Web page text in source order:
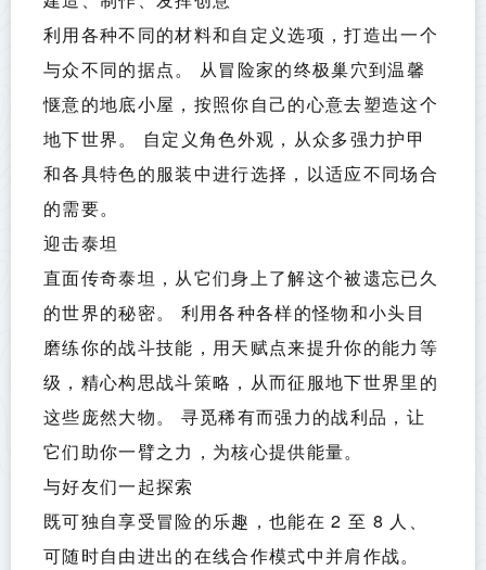
利用各种不同的材料和自定义选项，打造出一个
与众不同的据点。 从冒险家的终极巢穴到温馨
惬意的地底小屋，按照你自己的心意去塑造这个
地下世界。 自定义角色外观，从众多强力护甲
和各具特色的服装中进行选择，以适应不同场合
的需要。
迎击泰坦
直面传奇泰坦，从它们身上了解这个被遗忘已久
的世界的秘密。 利用各种各样的怪物和小头目
磨练你的战斗技能，用天赋点来提升你的能力等
级，精心构思战斗策略，从而征服地下世界里的
这些庞然大物。 寻觅稀有而强力的战利品，让
它们助你一臂之力，为核心提供能量。
与好友们一起探索
既可独自享受冒险的乐趣，也能在 2 至 8 人、
可随时自由进出的在线合作模式中并肩作战。